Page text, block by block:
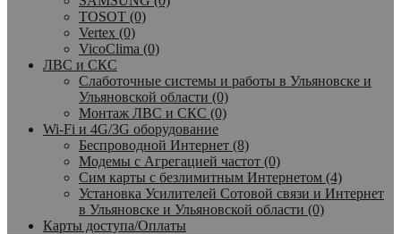
TOSOT (0)
Vertex (0)
VicoClima (0)
ЛВС и СКС
Слаботочные системы и работы в Ульяновске и
Ульяновской области (0)
Монтаж ЛВС и СКС (0)
Wi-Fi и 4G/3G оборудование
Беспроводной Интернет (8)
Модемы с Агрегацией частот (0)
Сим карты с безлимитным Интернетом (4)
Установка Усилителей Сотовой связи и Интернет
в Ульяновске и Ульяновской области (0)
Карты доступа/Оплаты